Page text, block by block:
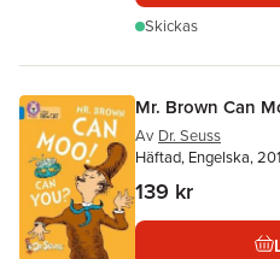
Skickas
Mr. Brown Can
Av Dr. Seuss
Häftad, Engelska,
139 kr